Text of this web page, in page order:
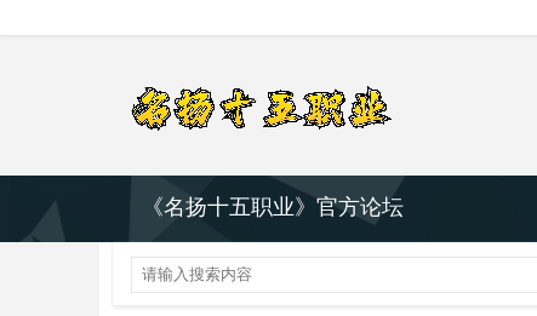
《名扬十五职业》官方论坛